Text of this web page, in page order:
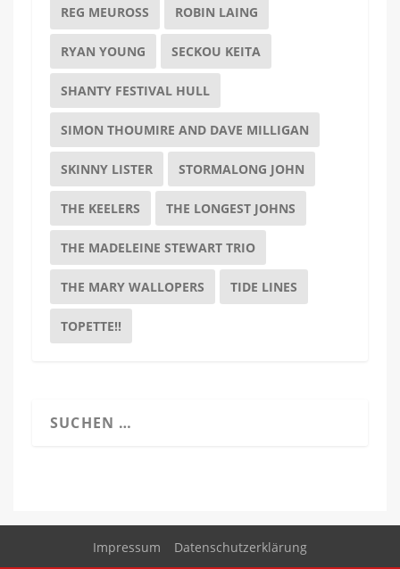
REG MEUROSS ROBIN LAING
RYAN YOUNG SECKOU KEITA
SHANTY FESTIVAL HULL
SIMON THOUMIRE AND DAVE MILLIGAN
SKINNY LISTER STORMALONG JOHN
THE KEELERS THE LONGEST JOHNS
THE MADELEINE STEWART TRIO
THE MARY WALLOPERS TIDE LINES
TOPETTE!!
Impressum Datenschutzerklärung